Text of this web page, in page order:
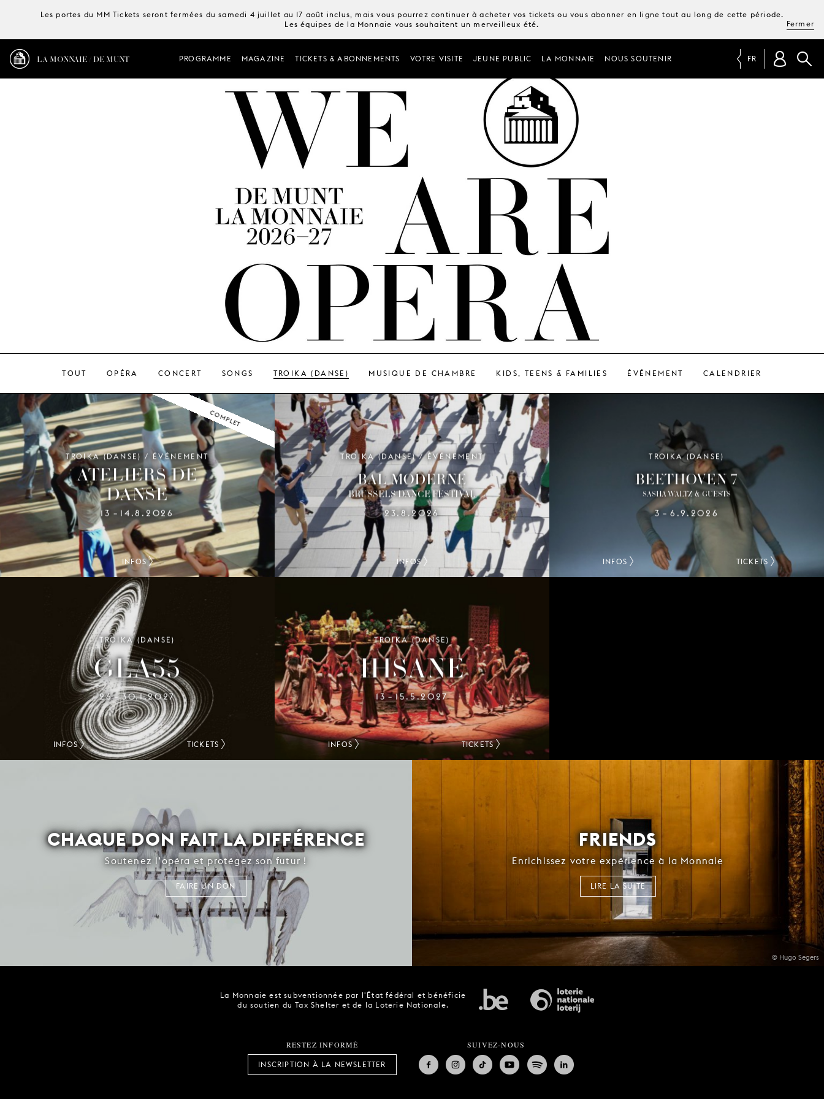
Les portes du MM Tickets seront fermées du samedi 4 juillet au 17 août inclus, mais vous pourrez continuer à acheter vos tickets ou vous abonner en ligne tout au long de cette période.
Les équipes de la Monnaie vous souhaitent un merveilleux été.
Fermer
LA MONNAIE / DE MUNT PROGRAMME MAGAZINE TICKETS & ABONNEMENTS VOTRE VISITE JEUNE PUBLIC LA MONNAIE NOUS SOUTENIR FR
TOUT OPÉRA CONCERT SONGS TROIKA (DANSE) MUSIQUE DE CHAMBRE KIDS, TEENS & FAMILIES ÉVÉNEMENT CALENDRIER
COMPLET
TROIKA (DANSE) / ÉVÉNEMENT
ATELIERS DE
DANSE
13 – 14.8.2026
INFOS
TROIKA (DANSE) / ÉVÉNEMENT
BAL MODERNE
BRUSSELS DANCE FESTIVAL
23.8.2026
INFOS
TROIKA (DANSE)
BEETHOVEN 7
SASHA WALTZ & GUESTS
3 – 6.9.2026
INFOS TICKETS
TROIKA (DANSE)
GLA55
26–30.1.2027
INFOS TICKETS
TROIKA (DANSE)
IHSANE
13–15.5.2027
INFOS TICKETS
CHAQUE DON FAIT LA DIFFÉRENCE
Soutenez l’opéra et protégez son futur !
FAIRE UN DON
© Hugo Segers
FRIENDS
Enrichissez votre expérience à la Monnaie
LIRE LA SUITE
La Monnaie est subventionnée par l'État fédéral et bénéficie
du soutien du Tax Shelter et de la Loterie Nationale.
RESTEZ INFORMÉ
INSCRIPTION À LA NEWSLETTER
SUIVEZ-NOUS